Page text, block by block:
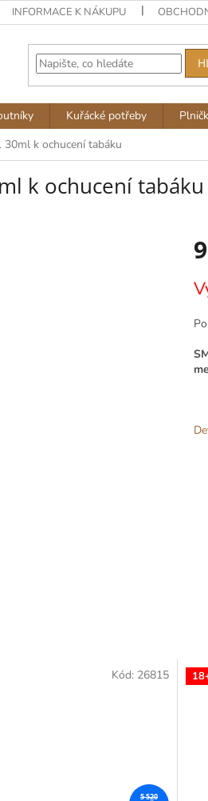
INFORMACE K NÁKUPU
Kuřácké potřeby
k ochucení tabáku
k ochucení tabáku
5 520
Kód: 26815